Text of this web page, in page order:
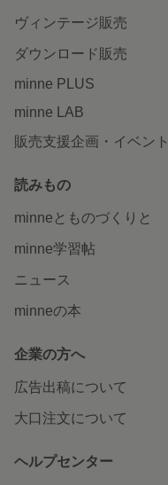
ヴィンテージ販売
ダウンロード販売
minne PLUS
minne LAB
販売支援企画・イベント
読みもの
minneとものづくりと
minne学習帖
ニュース
minneの本
企業の方へ
広告出稿について
大口注文について
ヘルプセンター